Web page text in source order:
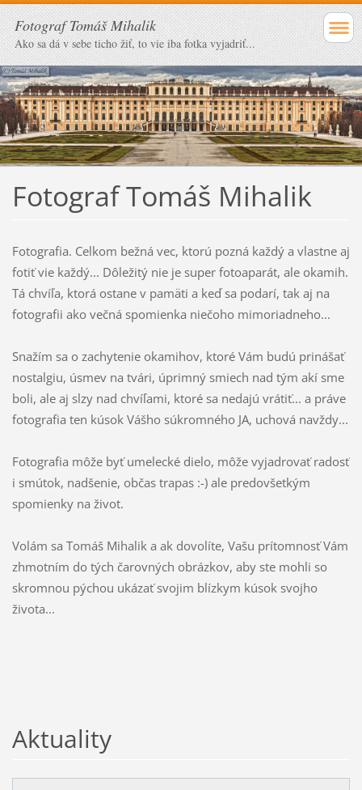
Fotograf Tomáš Mihalik
Ako sa dá v sebe ticho žiť, to vie iba fotka vyjadriť...
Fotograf Tomáš Mihalik
Fotografia. Celkom bežná vec, ktorú pozná každý a vlastne aj
fotiť vie každý... Dôležitý nie je super fotoaparát, ale okamih.
Tá chvíľa, ktorá ostane v pamäti a keď sa podarí, tak aj na
fotografii ako večná spomienka niečoho mimoriadneho...
Snažím sa o zachytenie okamihov, ktoré Vám budú prinášať
nostalgiu, úsmev na tvári, úprimný smiech nad tým akí sme
boli, ale aj slzy nad chvíľami, ktoré sa nedajú vrátiť... a práve
fotografia ten kúsok Vášho súkromného JA, uchová navždy...
Fotografia môže byť umelecké dielo, môže vyjadrovať radosť
i smútok, nadšenie, občas trapas :-) ale predovšetkým
spomienky na život.
Volám sa Tomáš Mihalik a ak dovolíte, Vašu prítomnosť Vám
zhmotním do tých čarovných obrázkov, aby ste mohli so
skromnou pýchou ukázať svojim blízkym kúsok svojho
života...
Aktuality